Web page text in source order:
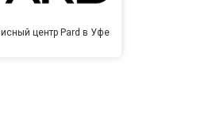
центр Pard в Уфе